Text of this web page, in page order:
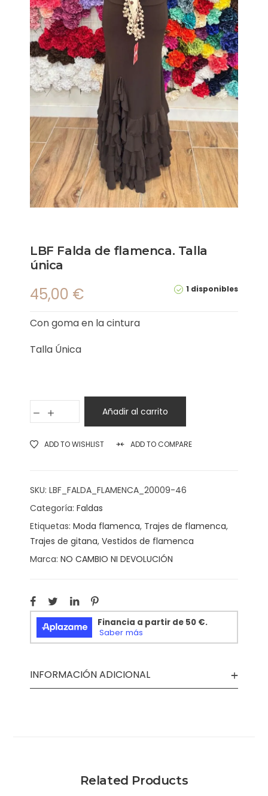
LBF Falda de flamenca. Talla
única
1 disponibles
45,00 €
Con goma en la cintura
Talla Única
Añadir al carrito
ADD TO WISHLIST ADD TO COMPARE
SKU: LBF_FALDA_FLAMENCA_20009-46
Categoría: Faldas
Etiquetas: Moda flamenca, Trajes de flamenca,
Trajes de gitana, Vestidos de flamenca
Marca: NO CAMBIO NI DEVOLUCIÓN
INFORMACIÓN ADICIONAL
Related Products